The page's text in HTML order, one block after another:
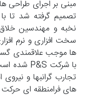
تصمیم گرفته شد تا
نخبه و مهندسین
سخت افزاری و نرم
ها موجب علاقمندی
تجارب گرانبها و
های فرامنطقه ای